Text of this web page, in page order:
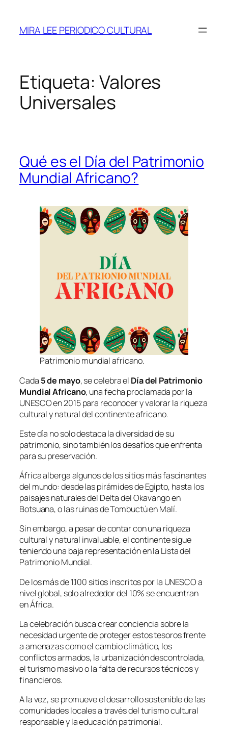
contenido
MIRA LEE PERIODICO CULTURAL
Etiqueta: Valores
Universales
Qué es el Día del Patrimonio
Mundial Africano?
Patrimonio mundial africano.
Cada 5 de mayo, se celebra el Día del Patrimonio
Mundial Africano, una fecha proclamada por la
UNESCO en 2015 para reconocer y valorar la riqueza
cultural y natural del continente africano.
Este día no solo destaca la diversidad de su
patrimonio, sino también los desafíos que enfrenta
para su preservación.
África alberga algunos de los sitios más fascinantes
del mundo: desde las pirámides de Egipto, hasta los
paisajes naturales del Delta del Okavango en
Botsuana, o las ruinas de Tombuctú en Malí.
Sin embargo, a pesar de contar con una riqueza
cultural y natural invaluable, el continente sigue
teniendo una baja representación en la Lista del
Patrimonio Mundial.
De los más de 1.100 sitios inscritos por la UNESCO a
nivel global, solo alrededor del 10% se encuentran
en África.
La celebración busca crear conciencia sobre la
necesidad urgente de proteger estos tesoros frente
a amenazas como el cambio climático, los
conflictos armados, la urbanización descontrolada,
el turismo masivo o la falta de recursos técnicos y
financieros.
A la vez, se promueve el desarrollo sostenible de las
comunidades locales a través del turismo cultural
responsable y la educación patrimonial.